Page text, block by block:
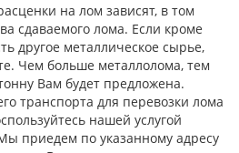
на лом зависят, в том
сдаваемого лома. Если кроме
другое металлическое сырье,
Чем больше металлолома, тем
Вам будет предложена.
транспорта для перевозки лома
нашей услугой
приедем по указанному адресу